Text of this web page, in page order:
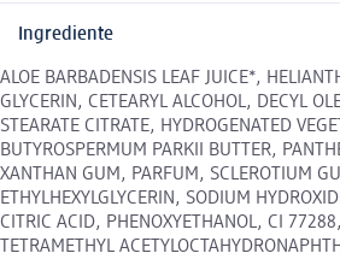
Ingrediente
ALOE BARBADENSIS LEAF JUICE*,
GLYCERIN, CETEARYL ALCOHOL, DECYL
STEARATE CITRATE, HYDROGENATED
BUTYROSPERMUM PARKII BUTTER,
XANTHAN GUM, PARFUM, SCLEROTIUM
ETHYLHEXYLGLYCERIN, SODIUM
CITRIC ACID, PHENOXYETHANOL, CI
TETRAMETHYL